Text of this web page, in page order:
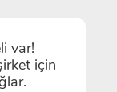
var!
için